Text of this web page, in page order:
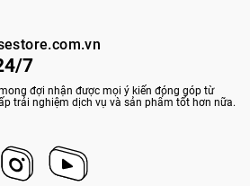
7
đợi nhận được mọi ý kiến đóng góp từ
trải nghiệm dịch vụ và sản phẩm tốt hơn nữa.